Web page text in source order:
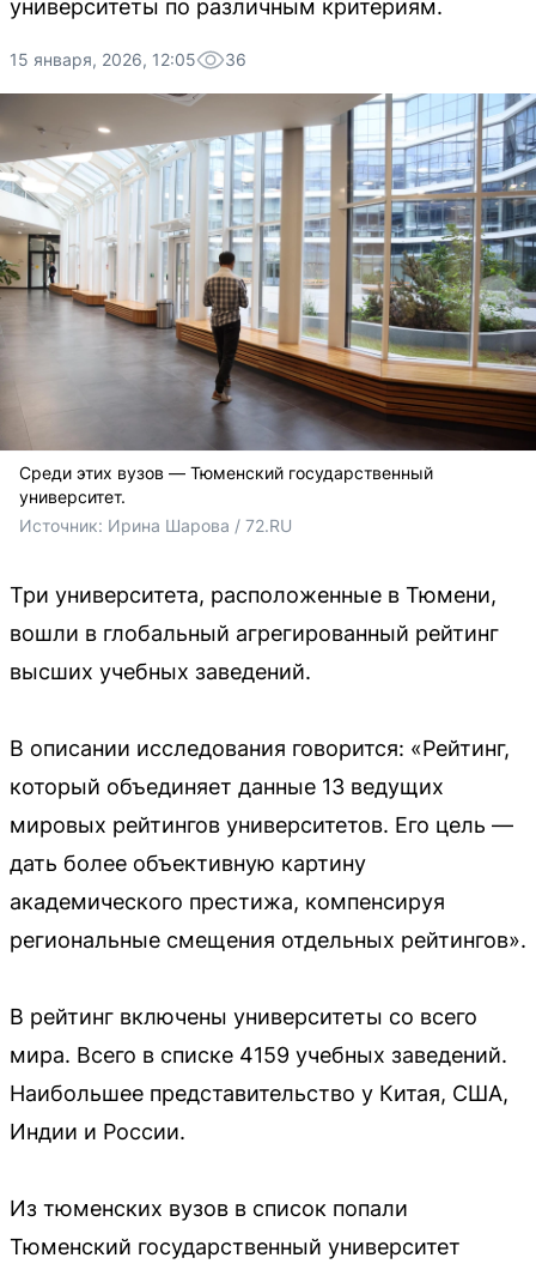
университеты по различным критериям.
15 января, 2026, 12:05 36
Среди этих вузов — Тюменский государственный
университет.
Источник: Ирина Шарова / 72.RU
Три университета, расположенные в Тюмени,
вошли в глобальный агрегированный рейтинг
высших учебных заведений.
В описании исследования говорится: «Рейтинг,
который объединяет данные 13 ведущих
мировых рейтингов университетов. Его цель —
дать более объективную картину
академического престижа, компенсируя
региональные смещения отдельных рейтингов».
В рейтинг включены университеты со всего
мира. Всего в списке 4159 учебных заведений.
Наибольшее представительство у Китая, США,
Индии и России.
Из тюменских вузов в список попали
Тюменский государственный университет